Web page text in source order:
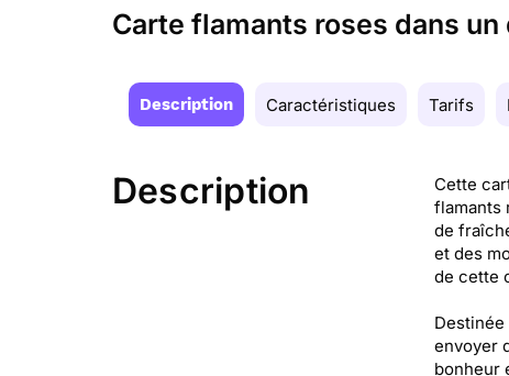
Carte flamants roses dans
Description Caractéristiques Tarifs
Description
Cette
flamants
de
et des
de cette
envoyer
bonheur